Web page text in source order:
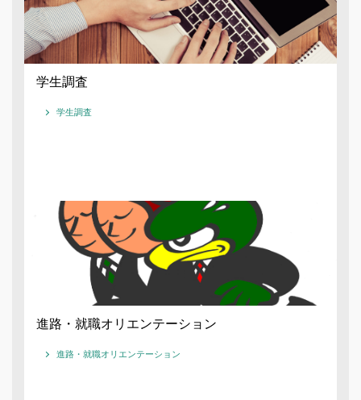
学生調査
学生調査
進路・就職オリエンテーション
進路・就職オリエンテーション